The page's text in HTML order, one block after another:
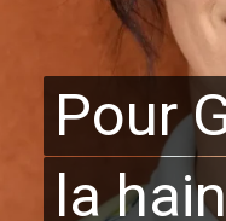
Pour
la
Pour
la